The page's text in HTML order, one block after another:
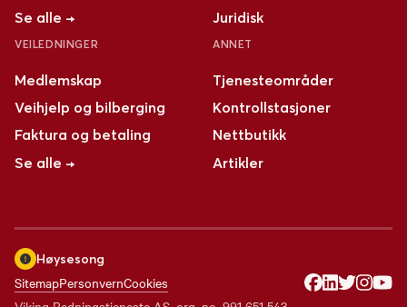
Se alle →
VEILEDNINGER
Medlemskap
Veihjelp og bilberging
Faktura og betaling
Se alle →
Juridisk
ANNET
Tjenesteområder
Kontrollstasjoner
Nettbutikk
Artikler
Høysesong
SitemapPersonvernCookies